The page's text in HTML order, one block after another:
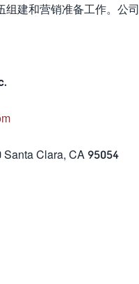
组建和营销准备工作。公
Santa Clara, CA 95054